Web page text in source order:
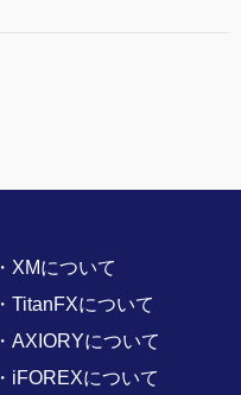
・XMについて
・TitanFXについて
・AXIORYについて
・iFOREXについて